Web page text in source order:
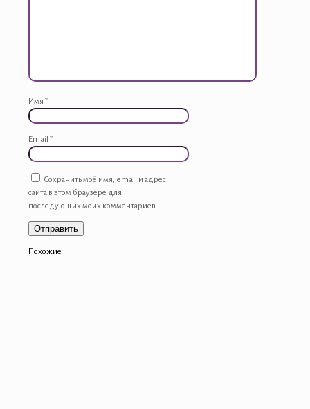
Имя *
Email *
Сохранить моё имя, email и адрес
сайта в этом браузере для
последующих моих комментариев.
Похожие